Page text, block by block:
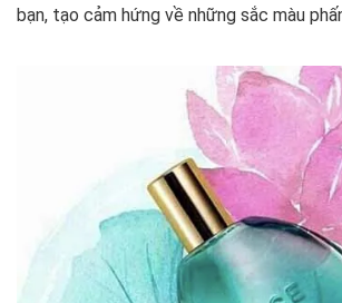
bạn, tạo cảm hứng về những sắc màu